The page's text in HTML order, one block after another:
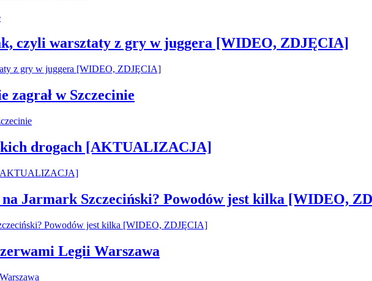
czyli warsztaty z gry w juggera [WIDEO, ZDJĘCIA]
zagrał w Szczecinie
drogach [AKTUALIZACJA]
na Jarmark Szczeciński? Powodów jest kilka [WIDEO,
Legii Warszawa